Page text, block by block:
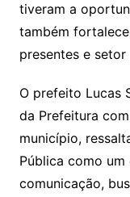
tiveram a
também
presentes e
O prefeito Lucas
da Prefeitura
município,
Pública como
comunicação,